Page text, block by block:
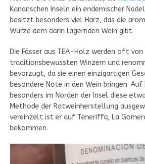
Kanarischen Inseln ein endemischer
besitzt besonders viel Harz, das die
Würze dem darin lagernden Wein gibt.
Die Fässer aus TEA-Holz werden oft von
traditionsbewussten Winzern und
bevorzugt, da sie einen einzigartigen
besondere Note in den Wein bringen. Auf
besonders im Norden der Insel diese
Methode der Rotweinherstellung
vereinzelt ist er auf Teneriffa, La
bekommen.